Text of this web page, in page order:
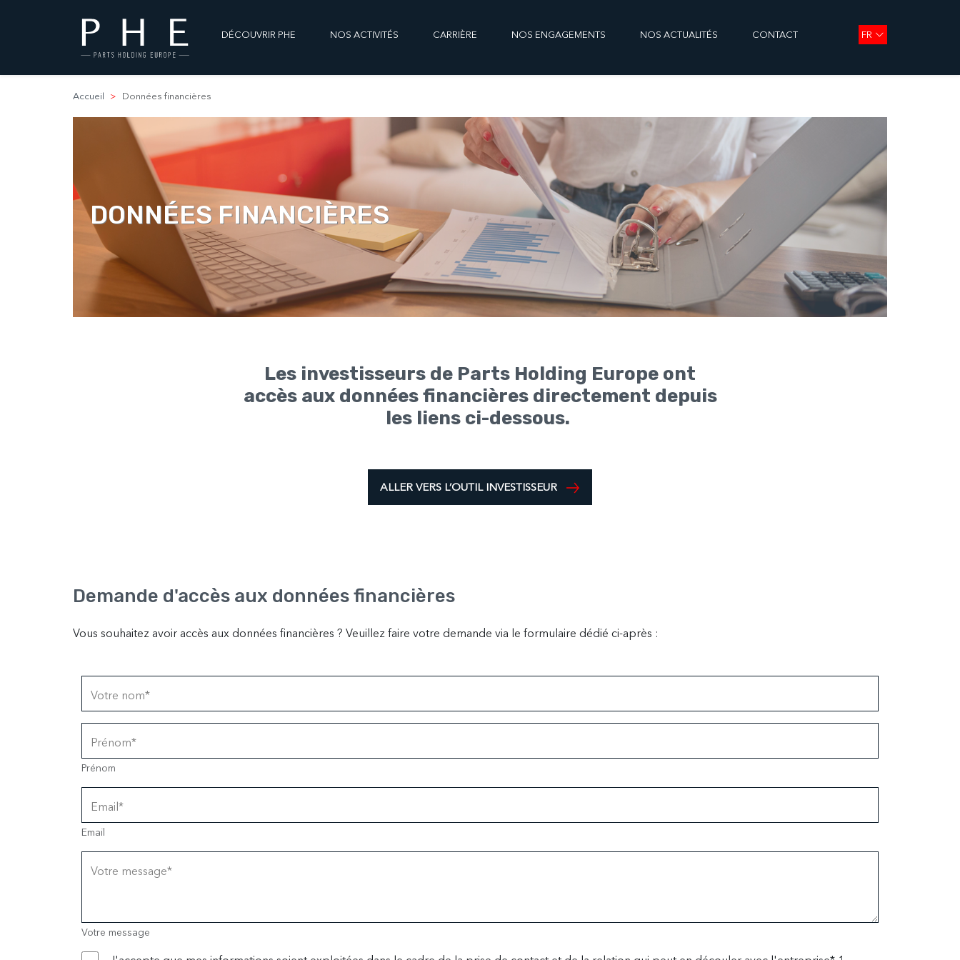
DÉCOUVRIR PHE NOS ACTIVITÉS CARRIÈRE NOS ENGAGEMENTS NOS ACTUALITÉS CONTACT FR
Accueil Données financières
DONNÉES FINANCIÈRES
Les investisseurs de Parts Holding Europe ont
accès aux données financières directement depuis
les liens ci-dessous.
ALLER VERS L’OUTIL INVESTISSEUR
Demande d'accès aux données financières
Vous souhaitez avoir accès aux données financières ? Veuillez faire votre demande via le formulaire dédié ci-après :
Votre nom*
Prénom*
Prénom
Email*
Email
Votre message*
Votre message